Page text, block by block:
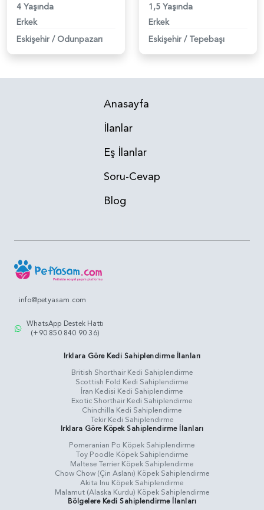
4 Yaşında
Erkek
Eskişehir / Odunpazarı
1,5 Yaşında
Erkek
Eskişehir / Tepebaşı
Anasayfa
İlanlar
Eş İlanlar
Soru-Cevap
Blog
info@petyasam.com
WhatsApp Destek Hattı
(+90 850 840 90 36)
Irklara Göre Kedi Sahiplendirme İlanları
British Shorthair Kedi Sahiplendirme
Scottish Fold Kedi Sahiplendirme
İran Kedisi Kedi Sahiplendirme
Exotic Shorthair Kedi Sahiplendirme
Chinchilla Kedi Sahiplendirme
Tekir Kedi Sahiplendirme
Irklara Göre Köpek Sahiplendirme İlanları
Pomeranian Po Köpek Sahiplendirme
Toy Poodle Köpek Sahiplendirme
Maltese Terrier Köpek Sahiplendirme
Chow Chow (Çin Aslanı) Köpek Sahiplendirme
Akita Inu Köpek Sahiplendirme
Malamut (Alaska Kurdu) Köpek Sahiplendirme
Bölgelere Kedi Sahiplendirme İlanları